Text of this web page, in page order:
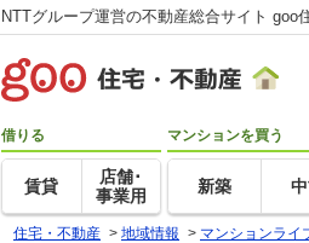
NTTグループ運営の不動産総合サイト goo
借りる
賃貸
店舗･
事業用
マンションを買う
新築
住宅・不動産 > 地域情報 > マンションライ